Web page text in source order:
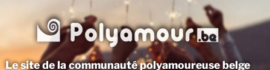
principal
Le site de la communauté polyamoureuse belge